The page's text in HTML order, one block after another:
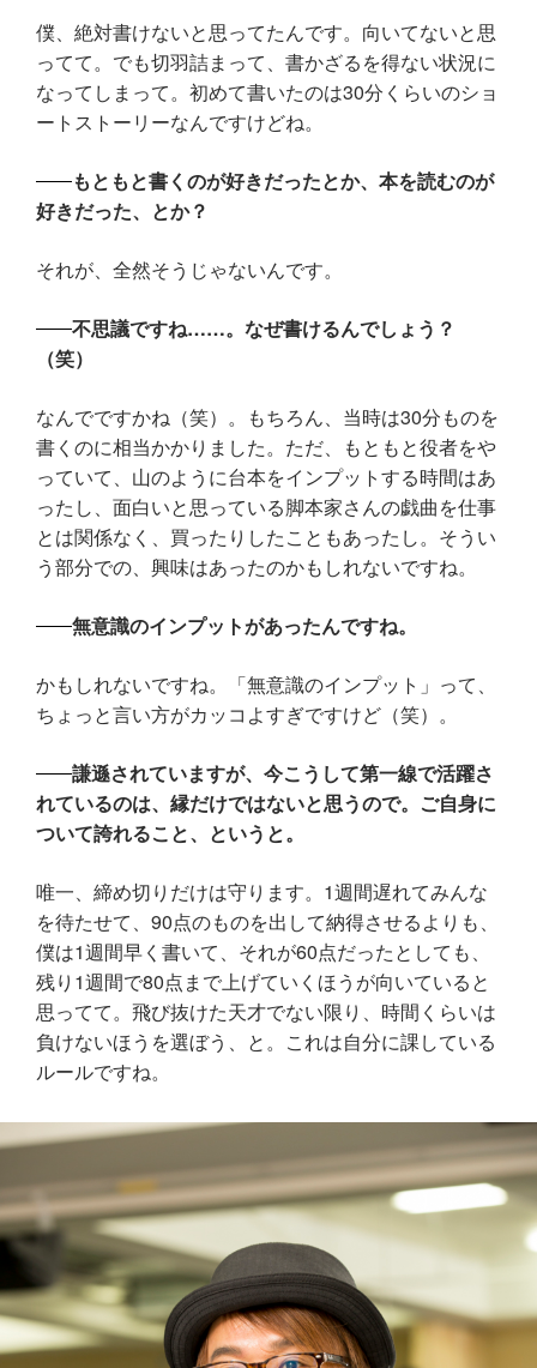
僕、絶対書けないと思ってたんです。向いてないと思
ってて。でも切羽詰まって、書かざるを得ない状況に
なってしまって。初めて書いたのは30分くらいのショ
ートストーリーなんですけどね。
もともと書くのが好きだったとか、本を読むのが
好きだった、とか？
それが、全然そうじゃないんです。
不思議ですね……。なぜ書けるんでしょう？
（笑）
なんでですかね（笑）。もちろん、当時は30分ものを
書くのに相当かかりました。ただ、もともと役者をや
っていて、山のように台本をインプットする時間はあ
ったし、面白いと思っている脚本家さんの戯曲を仕事
とは関係なく、買ったりしたこともあったし。そうい
う部分での、興味はあったのかもしれないですね。
無意識のインプットがあったんですね。
かもしれないですね。「無意識のインプット」って、
ちょっと言い方がカッコよすぎですけど（笑）。
謙遜されていますが、今こうして第一線で活躍さ
れているのは、縁だけではないと思うので。ご自身に
ついて誇れること、というと。
唯一、締め切りだけは守ります。1週間遅れてみんな
を待たせて、90点のものを出して納得させるよりも、
僕は1週間早く書いて、それが60点だったとしても、
残り1週間で80点まで上げていくほうが向いていると
思ってて。飛び抜けた天才でない限り、時間くらいは
負けないほうを選ぼう、と。これは自分に課している
ルールですね。